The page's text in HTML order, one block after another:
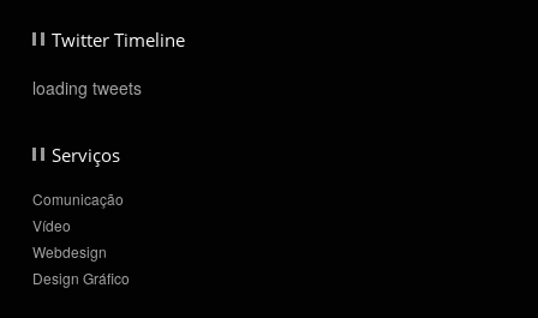
técnicas, no meio das mais
recentes tecnologias de
Twitter Timeline
loading tweets
Serviços
Comunicação
Vídeo
Webdesign
Design Gráfico